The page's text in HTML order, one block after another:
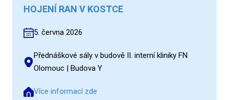
HOJENÍ RAN V KOSTCE
5. června 2026
Přednáškové sály v budově II. interní kliniky FN
Olomouc | Budova Y
Více informací zde